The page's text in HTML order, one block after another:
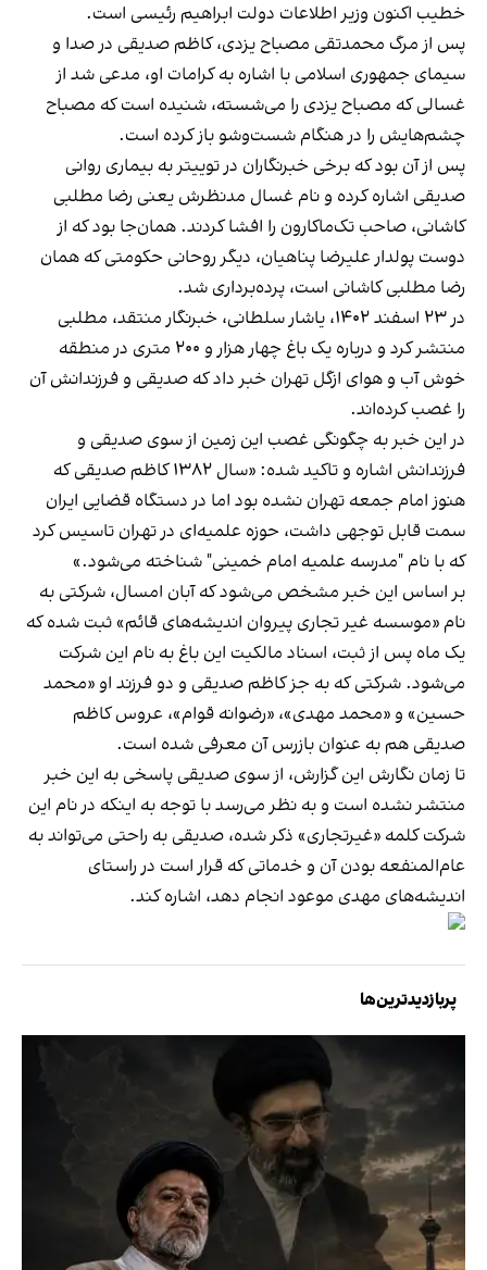
خطیب اکنون وزیر اطلاعات دولت ابراهیم رئیسی است.
پس از مرگ محمدتقی مصباح یزدی، کاظم صدیقی در صدا و
سیمای جمهوری اسلامی با اشاره به کرامات او، مدعی شد از
غسالی که مصباح یزدی را می‌شسته، شنیده است که مصباح
چشم‌هایش را در هنگام شست‌وشو باز کرده است.
پس از آن بود که برخی خبرنگاران در توییتر به بیماری روانی
صدیقی اشاره کرده و نام غسال مدنظرش یعنی رضا مطلبی
کاشانی، صاحب تک‌ماکارون را افشا کردند. همان‌جا بود که از
دوست پولدار علیرضا پناهیان، دیگر روحانی حکومتی که همان
رضا مطلبی کاشانی است، پرده‌برداری شد.
در ۲۳ اسفند ۱۴۰۲، یاشار سلطانی، خبرنگار منتقد، مطلبی
منتشر کرد
و درباره یک باغ چهار هزار و ۲۰۰ متری در منطقه
خوش آب و هوای ازگل تهران خبر داد که صدیقی و فرزندانش آن
را غصب کرده‌اند.
در این خبر به چگونگی غصب این زمین از سوی صدیقی و
فرزندانش اشاره و تاکید شده: «سال ۱۳۸۲ کاظم صدیقی که
هنوز امام جمعه تهران نشده بود اما در دستگاه قضایی ایران
سمت قابل توجهی داشت، حوزه علمیه‌ای در تهران تاسیس کرد
که با نام "مدرسه علمیه امام خمینی" شناخته می‌شود.»
بر اساس این خبر مشخص می‌شود که آبان امسال، شرکتی به
نام «موسسه غیر تجاری پیروان اندیشه‌های قائم» ثبت شده که
یک ماه پس از ثبت، اسناد مالکیت این باغ به نام این شرکت
می‌شود. شرکتی که به جز کاظم صدیقی و دو فرزند او «محمد
حسین» و «محمد مهدی»، «رضوانه قوام»، عروس کاظم
صدیقی هم به عنوان بازرس آن معرفی شده است.
تا زمان نگارش این گزارش، از سوی صدیقی پاسخی به این خبر
منتشر نشده است و به نظر می‌رسد با توجه به اینکه در نام این
شرکت کلمه «غیرتجاری» ذکر شده، صدیقی به راحتی می‌تواند به
عام‌المنفعه بودن آن و خدماتی که قرار است در راستای
اندیشه‌های مهدی موعود انجام دهد، ‌اشاره کند.
پربازدیدترین‌ها